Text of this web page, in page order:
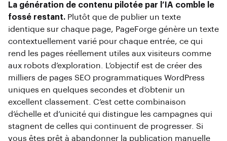
La génération de contenu pilotée par l’IA comble le
fossé restant. Plutôt que de publier un texte
identique sur chaque page, PageForge génère un texte
contextuellement varié pour chaque entrée, ce qui
rend les pages réellement utiles aux visiteurs comme
aux robots d’exploration. L’objectif est de créer des
milliers de pages SEO programmatiques WordPress
uniques en quelques secondes et d’obtenir un
excellent classement. C’est cette combinaison
d’échelle et d’unicité qui distingue les campagnes qui
stagnent de celles qui continuent de progresser. Si
vous êtes prêt à abandonner la publication manuelle